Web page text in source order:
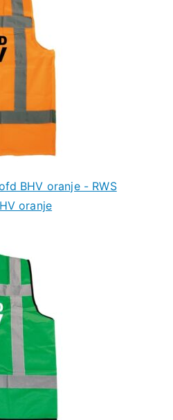
BHV oranje - RWS
oranje